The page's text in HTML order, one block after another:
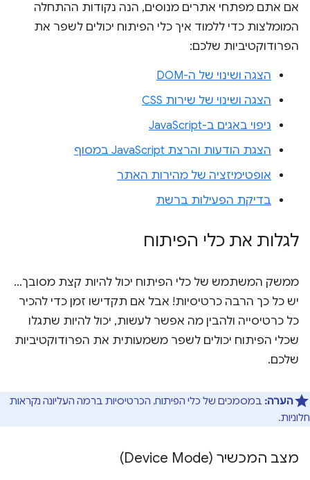
אם אתם מפתחי אתרים מנוסים, הנה נקודות ההתחלה
המומלצות כדי ללמוד איך כלי הפיתוח יכולים לשפר את
הפרודוקטיביות שלכם:
הצגה ושינוי של ה-DOM
הצגה ושינוי של שירות CSS
ניפוי באגים ב-JavaScript
הצגת הודעות והרצת JavaScript במסוף
אופטימיזציה של מהירות האתר
בדיקת הפעילות ברשת
לגלות את כלי הפיתוח
ממשק המשתמש של כלי הפיתוח יכול להיות קצת מסובך...
יש כל כך הרבה כרטיסיות! אבל אם תקדישו זמן כדי להכיר
כל כרטיסייה ולהבין מה אפשר לעשות, יכול להיות שתגלו
שכלי הפיתוח יכולים לשפר משמעותית את הפרודוקטיביות
שלכם.
הערה: במסמכים של כלי הפיתוח, הכרטיסיות ברמה העליונה נקראות
חלוניות.
מצב המכשיר (Device Mode)